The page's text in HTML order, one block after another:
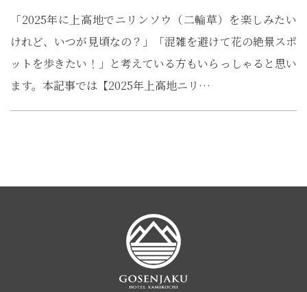
「2025年に上高地でニリンソウ（二輪草）を楽しみたい
けれど、いつが見頃なの？」「混雑を避けて花の絶景スポ
ットを歩きたい！」と考えている方もいらっしゃると思い
ます。本記事では【2025年上高地ニリ…